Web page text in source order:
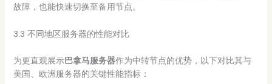
故障，也能快速切换至备用节点。
3.3 不同地区服务器的性能对比
为更直观展示巴拿马服务器作为中转节点的优势，以下对比其与
美国、欧洲服务器的关键性能指标：